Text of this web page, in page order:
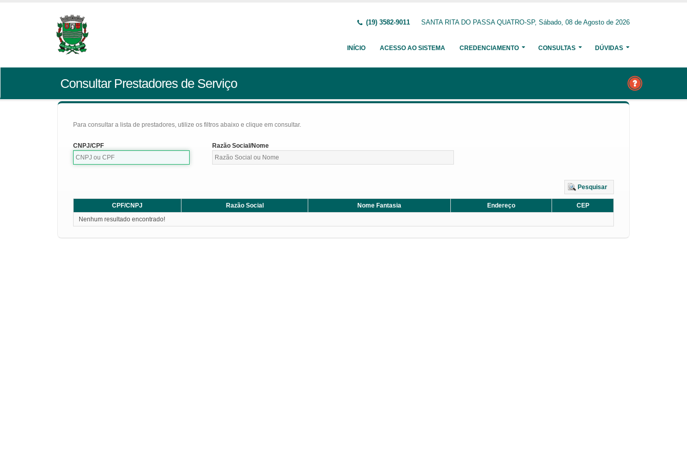
(19) 3582-9011 SANTA RITA DO PASSA QUATRO-SP, Sábado, 08 de Agosto de 2026
INÍCIO ACESSO AO SISTEMA CREDENCIAMENTO CONSULTAS DÚVIDAS
Consultar Prestadores de Serviço
Para consultar a lista de prestadores, utilize os filtros abaixo e clique em consultar.
CNPJ/CPF Razão Social/Nome
Pesquisar
CPF/CNPJ Razão Social Nome Fantasia Endereço
CEP
Nenhum resultado encontrado!